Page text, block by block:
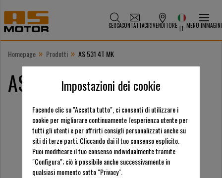
CERCACONTATTACIRIVENDITORE IT MENU IMMAGINI
Homepage » Prodotti » AS 531 4T MK
AS 531 4T MKImpostazioni dei cookie
Facendo clic su "Accetta tutto", ci consenti di utilizzare i
cookie per migliorare continuamente l'esperienza utente per
tutti gli utenti e per offrirti consigli personalizzati anche su
siti di terze parti. Cliccando dai il tuo consenso esplicito.
Puoi modificare il tuo consenso individualmente tramite
"Configura"; ciò è possibile anche successivamente in
qualsiasi momento sotto "Privacy".